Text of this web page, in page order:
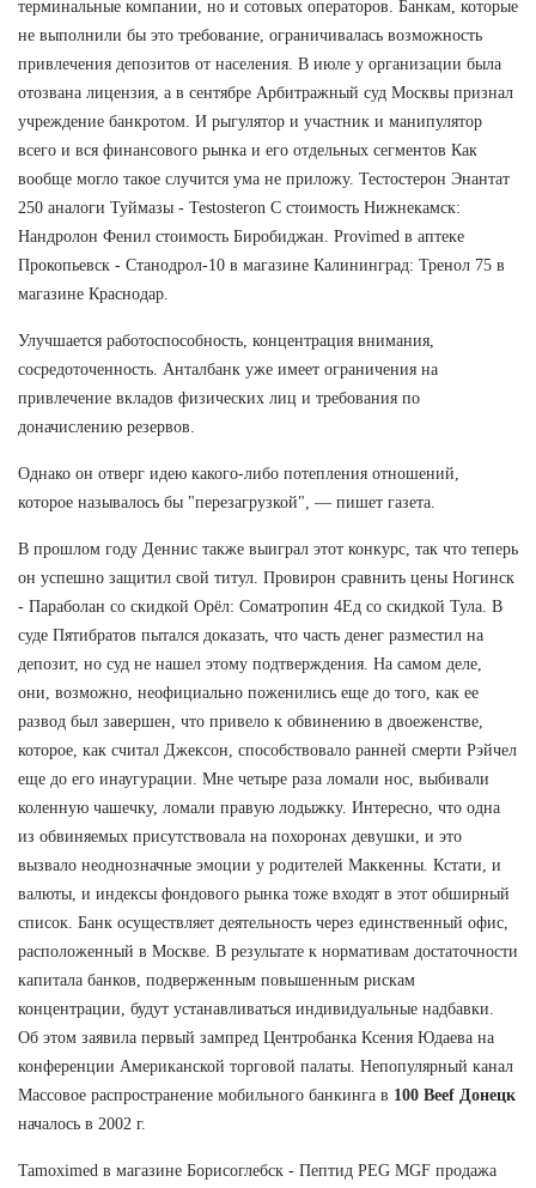
терминальные компании, но и сотовых операторов. Банкам, которые
не выполнили бы это требование, ограничивалась возможность
привлечения депозитов от населения. В июле у организации была
отозвана лицензия, а в сентябре Арбитражный суд Москвы признал
учреждение банкротом. И рыгулятор и участник и манипулятор
всего и вся финансового рынка и его отдельных сегментов Как
вообще могло такое случится ума не приложу. Тестостерон Энантат
250 аналоги Туймазы - Testosteron C стоимость Нижнекамск:
Нандролон Фенил стоимость Биробиджан. Provimed в аптеке
Прокопьевск - Станодрол-10 в магазине Калининград: Тренол 75 в
магазине Краснодар.
Улучшается работоспособность, концентрация внимания,
сосредоточенность. Анталбанк уже имеет ограничения на
привлечение вкладов физических лиц и требования по
доначислению резервов.
Однако он отверг идею какого-либо потепления отношений,
которое называлось бы "перезагрузкой", — пишет газета.
В прошлом году Деннис также выиграл этот конкурс, так что теперь
он успешно защитил свой титул. Провирон сравнить цены Ногинск
- Параболан со скидкой Орёл: Cоматропин 4Ед со скидкой Тула. В
суде Пятибратов пытался доказать, что часть денег разместил на
депозит, но суд не нашел этому подтверждения. На самом деле,
они, возможно, неофициально поженились еще до того, как ее
развод был завершен, что привело к обвинению в двоеженстве,
которое, как считал Джексон, способствовало ранней смерти Рэйчел
еще до его инаугурации. Мне четыре раза ломали нос, выбивали
коленную чашечку, ломали правую лодыжку. Интересно, что одна
из обвиняемых присутствовала на похоронах девушки, и это
вызвало неоднозначные эмоции у родителей Маккенны. Кстати, и
валюты, и индексы фондового рынка тоже входят в этот обширный
список. Банк осуществляет деятельность через единственный офис,
расположенный в Москве. В результате к нормативам достаточности
капитала банков, подверженным повышенным рискам
концентрации, будут устанавливаться индивидуальные надбавки.
Об этом заявила первый зампред Центробанка Ксения Юдаева на
конференции Американской торговой палаты. Непопулярный канал
Массовое распространение мобильного банкинга в 100 Beef Донецк
началось в 2002 г.
Tamoximed в магазине Борисоглебск - Пептид PEG MGF продажа